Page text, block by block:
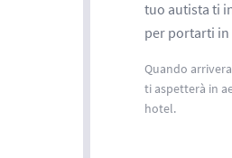
tuo autista ti
per portarti
Quando
ti aspetterà in
hotel.